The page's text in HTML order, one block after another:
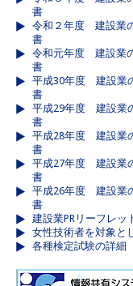
書
令和２年度 建設業
書
令和元年度 建設業
書
平成30年度 建設業
書
平成29年度 建設業
書
平成28年度 建設業
書
平成27年度 建設業
書
平成26年度 建設業
書
建設業PRリーフレッ
女性技術者を対象と
各種検定試験の詳細